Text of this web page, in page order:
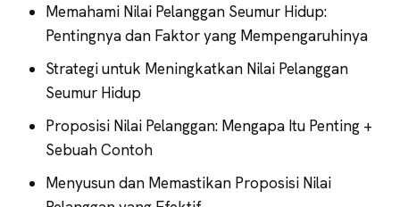
Memahami Nilai Pelanggan Seumur Hidup:
Pentingnya dan Faktor yang Mempengaruhinya
Strategi untuk Meningkatkan Nilai Pelanggan
Seumur Hidup
Proposisi Nilai Pelanggan: Mengapa Itu Penting +
Sebuah Contoh
Menyusun dan Memastikan Proposisi Nilai